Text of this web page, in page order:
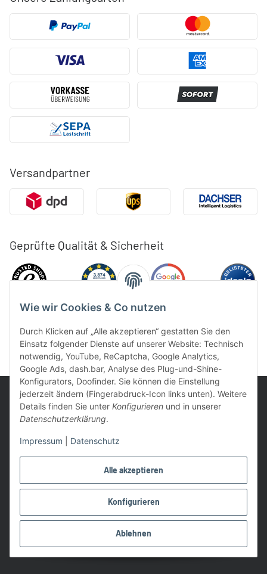
Alle akzeptieren
Konfigurieren
Ablehnen
Wie wir Cookies & Co nutzen
Durch Klicken auf „Alle akzeptieren“ gestatten Sie den
Einsatz folgender Dienste auf unserer Website: Technisch
notwendig, YouTube, ReCaptcha, Google Analytics,
Google Ads, dash.bar, Analyse des Plug-und-Shine-
Konfigurators, Doofinder. Sie können die Einstellung
jederzeit ändern (Fingerabdruck-Icon links unten). Weitere
Details finden Sie unter Konfigurieren und in unserer
Datenschutzerklärung.
Impressum Datenschutz
Versandpartner
Geprüfte Qualität & Sicherheit
UVP: Ist die unverbindliche Preisempfehlung des Herstellers für
* Gratis Versand ab 99 € innerhalb Deutschlands
getroffen, um sicherzustellen, dass es es sich um echte
Bewertungen handelt.
Alle Preise in €, inkl. 19% USt. und evtl. zzgl. Versandkosten